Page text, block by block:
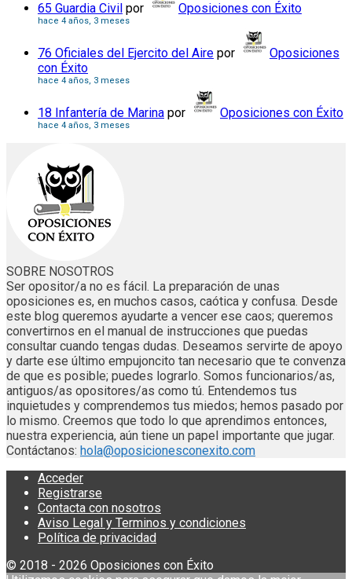
65 Guardia Civil por Oposiciones con Éxito
hace 4 años, 3 meses
76 Oficiales del Ejercito del Aire por
Oposiciones
con Éxito
hace 4 años, 3 meses
18 Infantería de Marina por Oposiciones con Éxito
hace 4 años, 3 meses
SOBRE NOSOTROS
Ser opositor/a no es fácil. La preparación de unas
oposiciones es, en muchos casos, caótica y confusa. Desde
este blog queremos ayudarte a vencer ese caos; queremos
convertirnos en el manual de instrucciones que puedas
consultar cuando tengas dudas. Deseamos servirte de apoyo
y darte ese último empujoncito tan necesario que te convenza
de que es posible; puedes lograrlo. Somos funcionarios/as,
antiguos/as opositores/as como tú. Entendemos tus
inquietudes y comprendemos tus miedos; hemos pasado por
lo mismo. Creemos que todo lo que aprendimos entonces,
nuestra experiencia, aún tiene un papel importante que jugar.
Contáctanos: hola@oposicionesconexito.com
Acceder
Registrarse
Contacta con nosotros
Aviso Legal y Terminos y condiciones
Política de privacidad
© 2018 - 2026 Oposiciones con Éxito